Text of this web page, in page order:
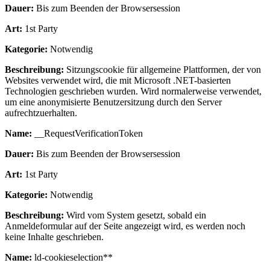
Dauer: Bis zum Beenden der Browsersession
Art: 1st Party
Kategorie: Notwendig
Beschreibung: Sitzungscookie für allgemeine Plattformen, der von
Websites verwendet wird, die mit Microsoft .NET-basierten
Technologien geschrieben wurden. Wird normalerweise verwendet,
um eine anonymisierte Benutzersitzung durch den Server
aufrechtzuerhalten.
Name: __RequestVerificationToken
Dauer: Bis zum Beenden der Browsersession
Art: 1st Party
Kategorie: Notwendig
Beschreibung: Wird vom System gesetzt, sobald ein
Anmeldeformular auf der Seite angezeigt wird, es werden noch
keine Inhalte geschrieben.
Name: ld-cookieselection**